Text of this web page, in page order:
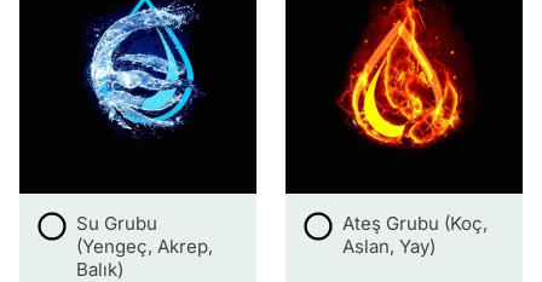
Su Grubu
(Yengeç, Akrep,
Balık)
Ateş Grubu (Koç,
Aslan, Yay)